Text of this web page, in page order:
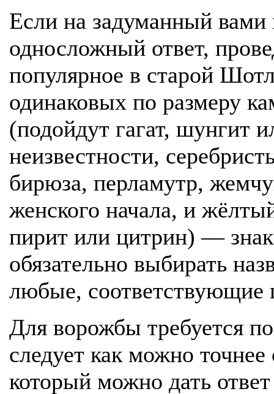
Если на задуманный
односложный ответ,
популярное в старой
одинаковых по размеру
(подойдут гагат, шунгит
неизвестности,
бирюза, перламутр,
женского начала, и
пирит или цитрин) —
обязательно выбирать
любые, соответствующие
Для ворожбы требуется
следует как можно
который можно дать